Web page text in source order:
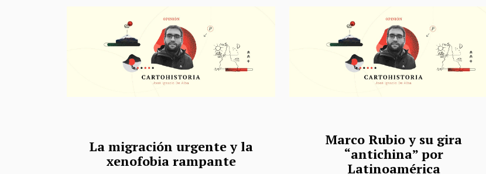
La migración urgente y la
xenofobia rampante
Marco Rubio y su gira
“antichina” por
Latinoamérica